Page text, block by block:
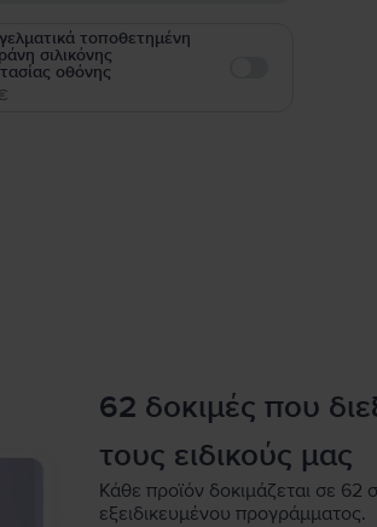
τοποθετημένη
σιλικόνης
οθόνης
62 δοκιμές που
τους ειδικούς μας
Κάθε προϊόν δοκιμάζεται σε 62
εξειδικευμένου προγράμματος.